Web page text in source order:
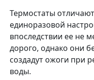
Термостаты
единоразовой
впоследствии ее не
дорого, однако они
создадут ожоги при
воды.